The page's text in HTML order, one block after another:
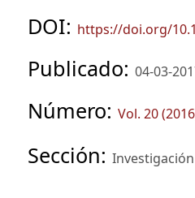
DOI: https://doi.org/
Publicado: 04-03-
Número: Vol. 20
Sección: Investigación